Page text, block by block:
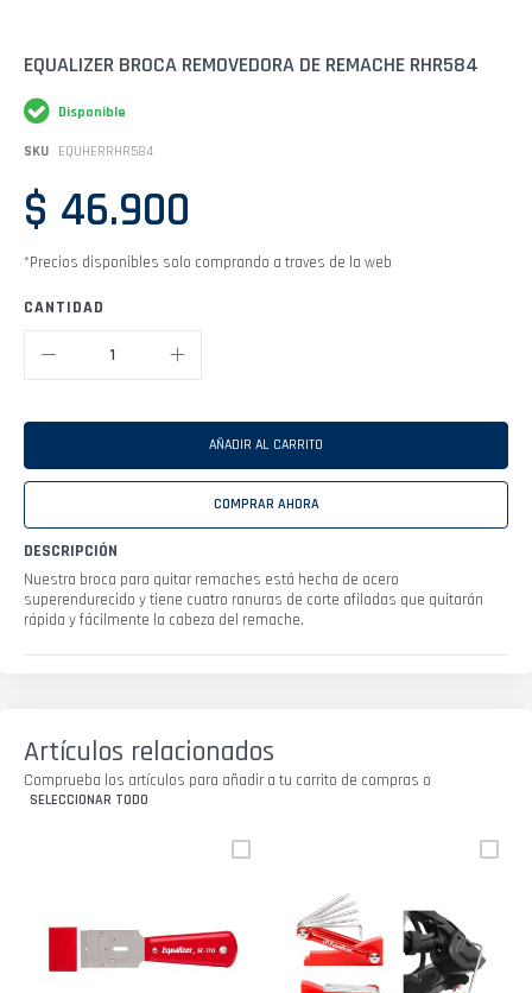
Saltar
comienzo
de
galería
imágenes
EQUALIZER BROCA REMOVEDORA DE REMACHE RHR584
Disponible
SKU EQUHERRHR584
$ 46.900
*Precios disponibles solo comprando a traves de la web
CANTIDAD
AÑADIR AL CARRITO
COMPRAR AHORA
DESCRIPCIÓN
Nuestra broca para quitar remaches está hecha de acero
superendurecido y tiene cuatro ranuras de corte afiladas que quitarán
rápida y fácilmente la cabeza del remache.
Artículos relacionados
Comprueba los artículos para añadir a tu carrito de compras o
SELECCIONAR TODO